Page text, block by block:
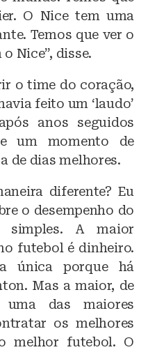
O Nice tem uma
Temos que ver o
Nice”, disse.
o time do coração,
feito um ‘laudo’
anos seguidos
um momento de
de dias melhores.
diferente? Eu
o desempenho do
simples. A maior
futebol é dinheiro.
única porque há
Mas a maior, de
das maiores
os melhores
melhor futebol. O